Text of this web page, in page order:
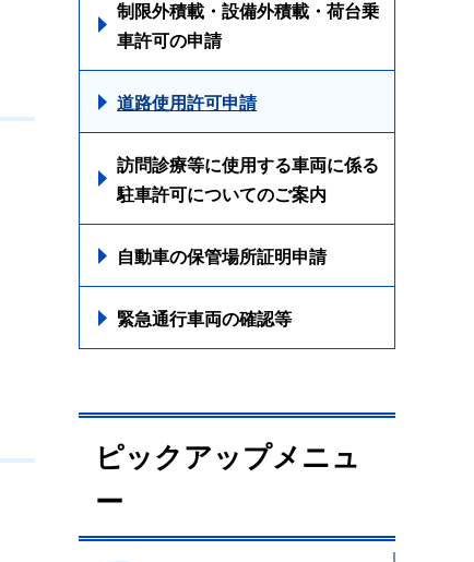
制限外積載・設備外積載・荷台乗
車許可の申請
道路使用許可申請
訪問診療等に使用する車両に係る
駐車許可についてのご案内
自動車の保管場所証明申請
緊急通行車両の確認等
ピックアップメニュ
ー